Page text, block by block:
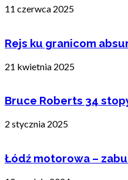
11 czerwca 2025
Rejs ku granicom
21 kwietnia 2025
Bruce Roberts 34
2 stycznia 2025
Łódź motorowa –